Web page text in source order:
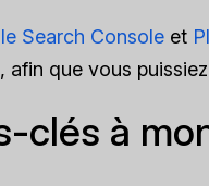
Search Console et
que vous
clés à